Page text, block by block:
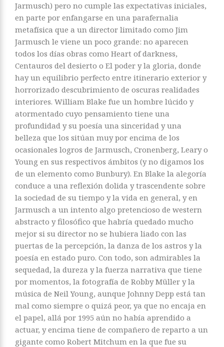
Jarmusch) pero no cumple las expectativas iniciales,
en parte por enfangarse en una parafernalia
metafísica que a un director limitado como Jim
Jarmusch le viene un poco grande: no aparecen
todos los días obras como Heart of darkness,
Centauros del desierto o El poder y la gloria, donde
hay un equilibrio perfecto entre itinerario exterior y
horrorizado descubrimiento de oscuras realidades
interiores. William Blake fue un hombre lúcido y
atormentado cuyo pensamiento tiene una
profundidad y su poesía una sinceridad y una
belleza que los sitúan muy por encima de los
ocasionales logros de Jarmusch, Cronenberg, Leary o
Young en sus respectivos ámbitos (y no digamos los
de un elemento como Bunbury). En Blake la alegoría
conduce a una reflexión dolida y trascendente sobre
la sociedad de su tiempo y la vida en general, y en
Jarmusch a un intento algo pretencioso de western
abstracto y filosófico que habría quedado mucho
mejor si su director no se hubiera liado con las
puertas de la percepción, la danza de los astros y la
poesía en estado puro. Con todo, son admirables la
sequedad, la dureza y la fuerza narrativa que tiene
por momentos, la fotografía de Robby Müller y la
música de Neil Young, aunque Johnny Depp está tan
mal como siempre o quizá peor, ya que no encaja en
el papel, allá por 1995 aún no había aprendido a
actuar, y encima tiene de compañero de reparto a un
gigante como Robert Mitchum en la que fue su